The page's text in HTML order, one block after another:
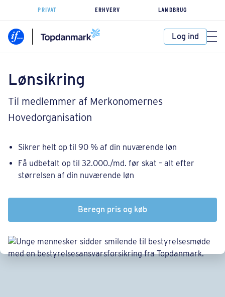
PRIVAT ERHVERV LANDBRUG
Log ind
Lønsikring
Til medlemmer af Merkonomernes
Hovedorganisation
Sikrer helt op til 90 % af din nuværende løn
Få udbetalt op til ​32.000​./md. før skat – alt efter
størrelsen af din nuværende løn
Beregn pris og køb